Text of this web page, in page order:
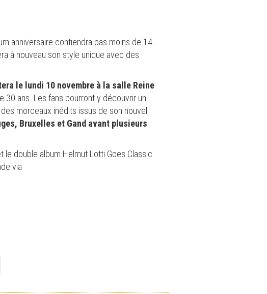
anniversaire contiendra pas moins de 14
à nouveau son style unique avec des
le lundi 10 novembre à la salle Reine
30 ans. Les fans pourront y découvrir un
morceaux inédits issus de son nouvel
Bruxelles et Gand avant plusieurs
le double album Helmut Lotti Goes Classic
via